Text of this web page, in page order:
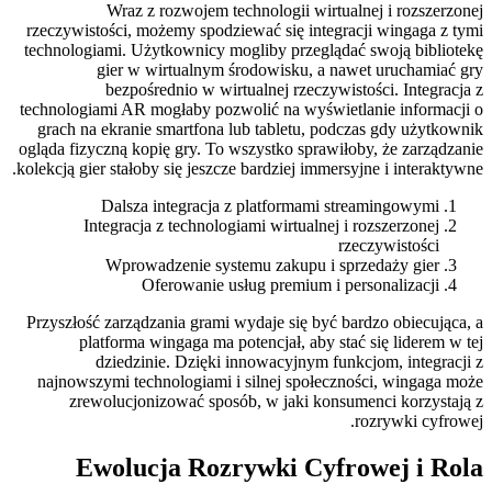
Wraz z rozwojem technologii wirtualnej i rozszerzonej
rzeczywistości, możemy spodziewać się integracji wingaga z tymi
technologiami. Użytkownicy mogliby przeglądać swoją bibliotekę
gier w wirtualnym środowisku, a nawet uruchamiać gry
bezpośrednio w wirtualnej rzeczywistości. Integracja z
technologiami AR mogłaby pozwolić na wyświetlanie informacji o
grach na ekranie smartfona lub tabletu, podczas gdy użytkownik
ogląda fizyczną kopię gry. To wszystko sprawiłoby, że zarządzanie
kolekcją gier stałoby się jeszcze bardziej immersyjne i interaktywne.
Dalsza integracja z platformami streamingowymi
Integracja z technologiami wirtualnej i rozszerzonej
rzeczywistości
Wprowadzenie systemu zakupu i sprzedaży gier
Oferowanie usług premium i personalizacji
Przyszłość zarządzania grami wydaje się być bardzo obiecująca, a
platforma wingaga ma potencjał, aby stać się liderem w tej
dziedzinie. Dzięki innowacyjnym funkcjom, integracji z
najnowszymi technologiami i silnej społeczności, wingaga może
zrewolucjonizować sposób, w jaki konsumenci korzystają z
rozrywki cyfrowej.
Ewolucja Rozrywki Cyfrowej i Rola